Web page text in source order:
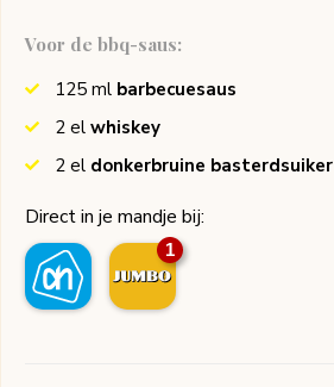
Voor de bbq-saus:
125 ml barbecuesaus
2 el whiskey
2 el donkerbruine basterdsuiker
Direct in je mandje bij:
1